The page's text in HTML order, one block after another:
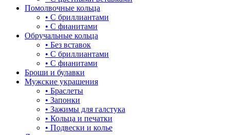
Помолвочные кольца
• С бриллиантами
• С фианитами
Обручальные кольца
• Без вставок
• С бриллиантами
• С фианитами
Броши и булавки
Мужские украшения
• Браслеты
• Запонки
• Зажимы для галстука
• Кольца и печатки
• Подвески и колье